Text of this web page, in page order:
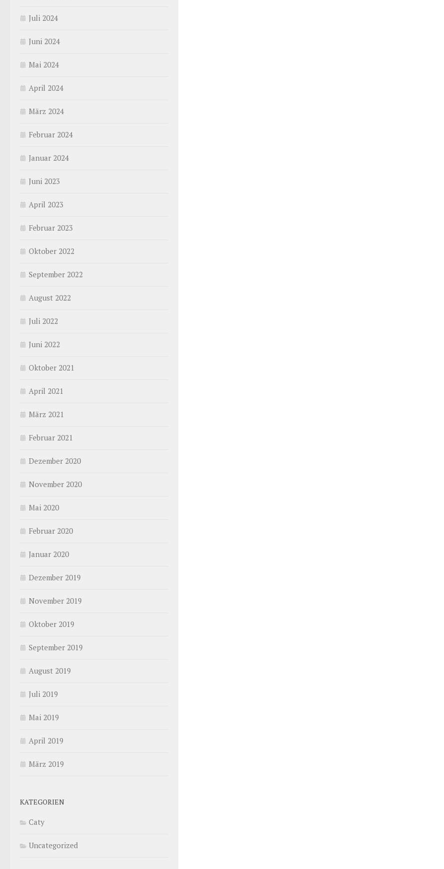
Juli 2024
Juni 2024
Mai 2024
April 2024
März 2024
Februar 2024
Januar 2024
Juni 2023
April 2023
Februar 2023
Oktober 2022
September 2022
August 2022
Juli 2022
Juni 2022
Oktober 2021
April 2021
März 2021
Februar 2021
Dezember 2020
November 2020
Mai 2020
Februar 2020
Januar 2020
Dezember 2019
November 2019
Oktober 2019
September 2019
August 2019
Juli 2019
Mai 2019
April 2019
März 2019
KATEGORIEN
Caty
Uncategorized